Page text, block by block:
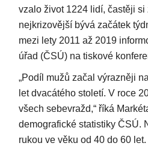
vzalo život 1224 lidí, častěji si
nejkrizovější bývá začátek
mezi lety 2011 až 2019
úřad (ČSÚ) na tiskové
„Podíl mužů začal výrazněji
let dvacátého století. V roce
všech sebevražd,“ říká
demografické statistiky ČSÚ.
rukou ve věku od 40 do 60